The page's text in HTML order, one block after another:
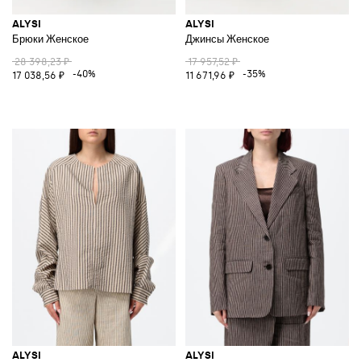
ALYSI
Брюки Женское
28 398,23 ₽
17 038,56 ₽
-40%
ALYSI
Джинсы Женское
17 957,52 ₽
11 671,96 ₽
-35%
ALYSI ALYSI